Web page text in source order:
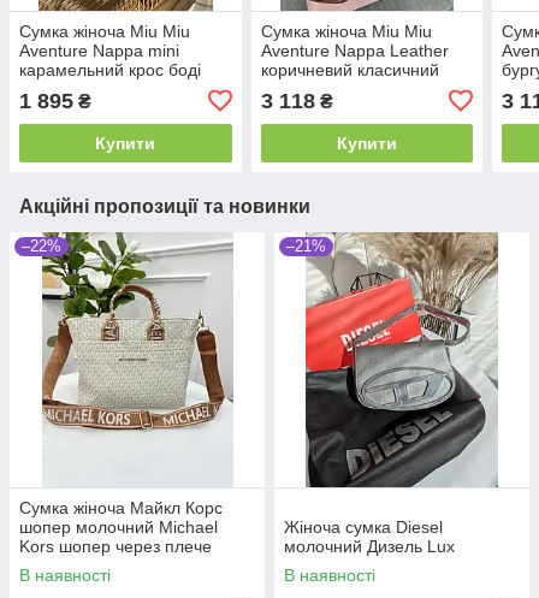
Сумка жіноча Miu Miu
Aventure Nappa mini
карамельний крос боді
1 895 ₴
Купити
Сумка жіноча Miu Miu
Aventure Nappa Leather
коричневий класичний
3 118₴
Купити
3
Акційні пропозиції та новинки
–22%
Сумка жіноча Майкл Корс
шопер молочний Michael
Kors шопер через плече
В наявності
–21%
Жіноча сумка Diesel
молочний Дизель Lux
В наявності